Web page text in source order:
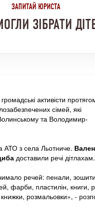
ЗАПИТАЙ ЮРИСТА
ЗІБРАТИ
активісти
сімей, які
та Володимир-
АТО з села Льотниче.
доставили речі дітлахам.
речей: пенали,
фарби, пластилін, книги,
розмальовки», -